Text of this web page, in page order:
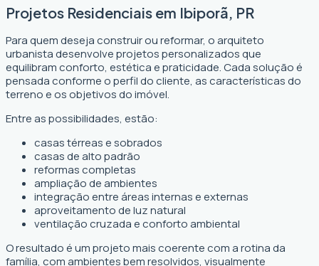
Projetos Residenciais em Ibiporã, PR
Para quem deseja construir ou reformar, o arquiteto
urbanista desenvolve projetos personalizados que
equilibram conforto, estética e praticidade. Cada solução é
pensada conforme o perfil do cliente, as características do
terreno e os objetivos do imóvel.
Entre as possibilidades, estão:
casas térreas e sobrados
casas de alto padrão
reformas completas
ampliação de ambientes
integração entre áreas internas e externas
aproveitamento de luz natural
ventilação cruzada e conforto ambiental
O resultado é um projeto mais coerente com a rotina da
família, com ambientes bem resolvidos, visualmente